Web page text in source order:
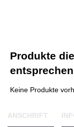
Produkte
entsprechen
Keine Produkte
ANSCHRIFT